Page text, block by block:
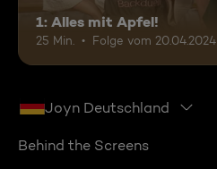
1: Alles mit Apfel!
25 Min. Folge vom 20.04.2024
Joyn Deutschland
Behind the Screens